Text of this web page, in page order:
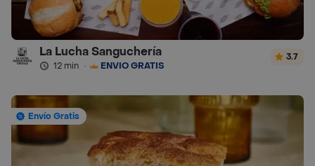
La Lucha Sanguchería
12 min · ENVÍO GRATIS
3.7
Envío Gratis